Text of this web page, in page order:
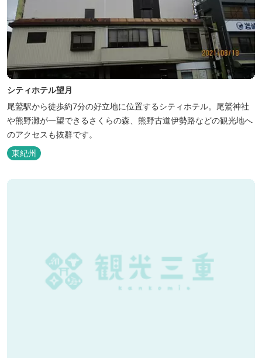
シティホテル望月
尾鷲駅から徒歩約7分の好立地に位置するシティホテル。尾鷲神社
や熊野灘が一望できるさくらの森、熊野古道伊勢路などの観光地へ
のアクセスも抜群です。
東紀州